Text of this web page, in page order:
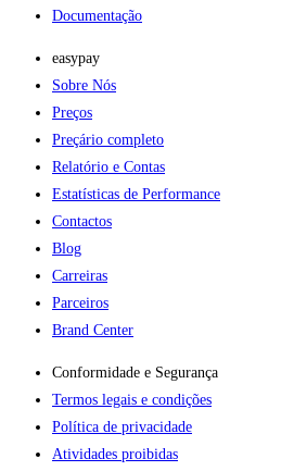
Documentação
easypay
Sobre Nós
Preços
Preçário completo
Relatório e Contas
Estatísticas de Performance
Contactos
Blog
Carreiras
Parceiros
Brand Center
Conformidade e Segurança
Termos legais e condições
Política de privacidade
Atividades proibidas